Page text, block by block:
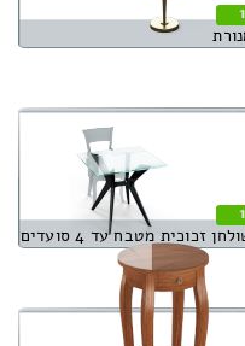
1
1
זכוכית מטבח עד 4 סועדים